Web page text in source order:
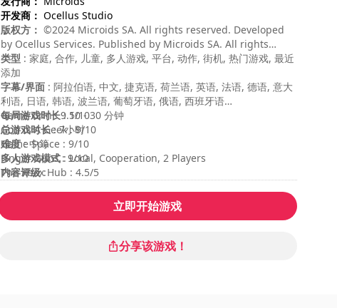
开发商： Ocellus Studio
版权方： ©2024 Microids SA. All rights reserved. Developed
by Ocellus Services. Published by Microids SA. All rights
reserved. Peyo – 2024 – Licensed through I.M.P.S. (Brussels)
类型 : 家庭, 合作, 儿童, 多人游戏, 平台, 动作, 街机, 热门游戏, 最近
添加
字幕/界面 : 阿拉伯语, 中文, 捷克语, 荷兰语, 英语, 法语, 德语, 意大
利语, 日语, 韩语, 波兰语, 葡萄牙语, 俄语, 西班牙语
每局游戏时长: 10 - 30 分钟
总游戏时长: 7小时
难度: 中等
多人游戏模式: Local, Cooperation, 2 Players
内容评级:
Game Grin : 9.5/10
God Is A Geek : 9/10
Game Space : 9/10
Finger Guns : 9/10
The Xbox Hub : 4.5/5
立即开始游戏
分享该游戏！